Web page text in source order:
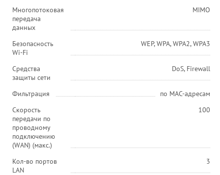
Многопотоковая
передача
данных
MIMO
Безопасность
Wi-Fi
WEP, WPA, WPA2, WPA3
Средства
защиты сети
DoS, Firewall
Фильтрация
по MAC-адресам
Скорость
передачи по
проводному
подключению
(WAN) (макс.)
100
Кол-во портов
LAN
3